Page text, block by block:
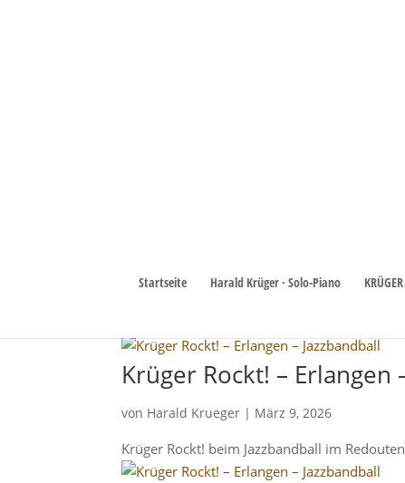
Startseite Harald Krüger · Solo-Piano
Krüger Rockt! – Erlangen
von Harald Krueger | März 9, 2026
Krüger Rockt! beim Jazzbandball im